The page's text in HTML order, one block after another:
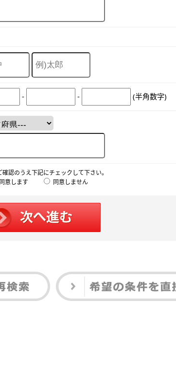
- - (半角数字)
認のうえ下記にチェックして下さい。
同意します
同意しません